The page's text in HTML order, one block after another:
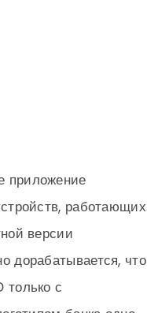
приложение
работающих
версии
дорабатывается, что
только с